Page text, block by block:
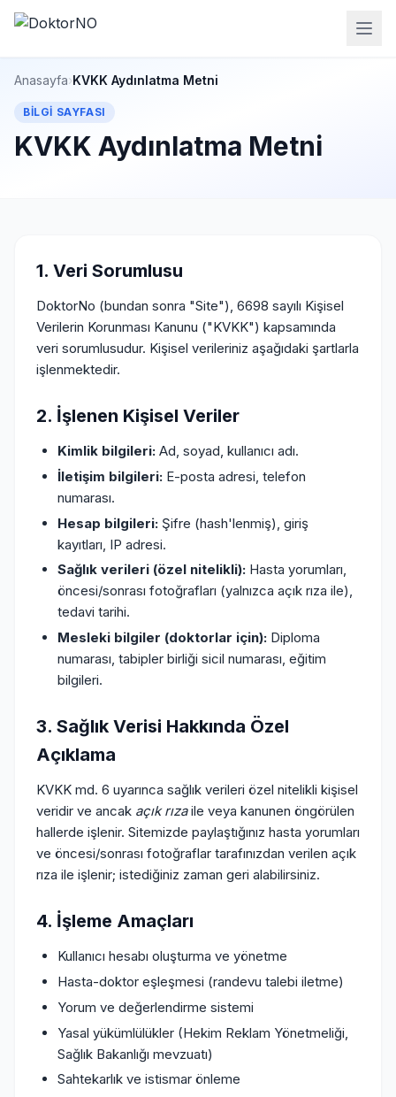
Anasayfa›KVKK Aydınlatma Metni
BILGI SAYFASI
KVKK Aydınlatma Metni
1. Veri Sorumlusu
DoktorNo (bundan sonra "Site"), 6698 sayılı Kişisel
Verilerin Korunması Kanunu ("KVKK") kapsamında
veri sorumlusudur. Kişisel verileriniz aşağıdaki şartlarla
işlenmektedir.
2. İşlenen Kişisel Veriler
Kimlik bilgileri: Ad, soyad, kullanıcı adı.
İletişim bilgileri: E-posta adresi, telefon
numarası.
Hesap bilgileri: Şifre (hash'lenmiş), giriş
kayıtları, IP adresi.
Sağlık verileri (özel nitelikli): Hasta yorumları,
öncesi/sonrası fotoğrafları (yalnızca açık rıza ile),
tedavi tarihi.
Mesleki bilgiler (doktorlar için): Diploma
numarası, tabipler birliği sicil numarası, eğitim
bilgileri.
3. Sağlık Verisi Hakkında Özel
Açıklama
KVKK md. 6 uyarınca sağlık verileri özel nitelikli kişisel
veridir ve ancak açık rızaile veya kanunen öngörülen
hallerde işlenir. Sitemizde paylaştığınız hasta yorumları
ve öncesi/sonrası fotoğraflar tarafınızdan verilen açık
rıza ile işlenir; istediğiniz zaman geri alabilirsiniz.
4. İşleme Amaçları
Kullanıcı hesabı oluşturma ve yönetme
Hasta-doktor eşleşmesi (randevu talebi iletme)
Yorum ve değerlendirme sistemi
Yasal yükümlülükler (Hekim Reklam Yönetmeliği,
Sağlık Bakanlığı mevzuatı)
Sahtekarlık ve istismar önleme